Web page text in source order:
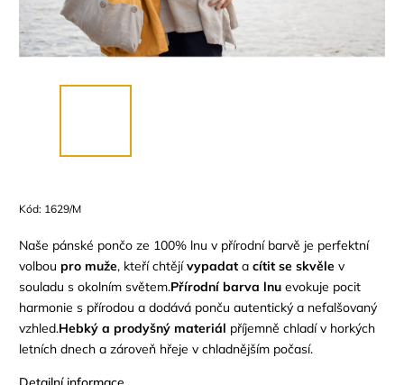
Kód: 1629/M
Naše pánské pončo ze 100% lnu v přírodní barvě je perfektní
volbou pro muže, kteří chtějívypadat a cítit se skvěle v
souladu s okolním světem.Přírodní barva lnu evokuje pocit
harmonie s přírodou a dodává ponču autentický a nefalšovaný
vzhled.Hebký a prodyšný materiál příjemně chladí v horkých
letních dnech a zároveň hřeje v chladnějším počasí.